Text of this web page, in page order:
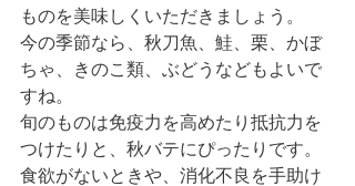
ものを美味しくいただきましょう。
今の季節なら、秋刀魚、鮭、栗、かぼ
ちゃ、きのこ類、ぶどうなどもよいで
すね。
旬のものは免疫力を高めたり抵抗力を
つけたりと、秋バテにぴったりです。
食欲がないときや、消化不良を手助け